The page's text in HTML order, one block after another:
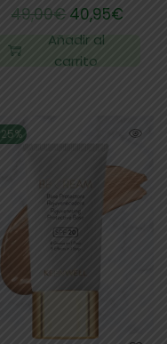
49,00€40,95€
Añadir al
carrito